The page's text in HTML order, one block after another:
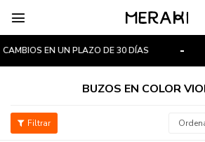

EN UN PLAZO DE 30 DÍAS
BUZOS EN COLOR